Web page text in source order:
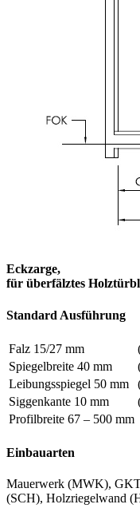
Eckzarge,
für überfälztes
Standard Ausführung
Falz 15/27 mm
Spiegelbreite 40 mm
Leibungsspiegel 50 mm
Siggenkante 10 mm
Profilbreite 67 – 500 mm
Einbauarten
Mauerwerk (MWK),
(SCH), Holzriegelwand